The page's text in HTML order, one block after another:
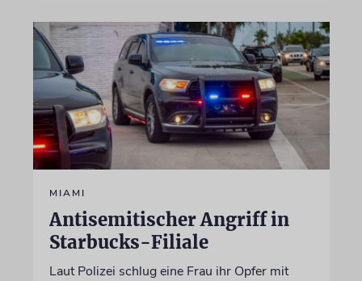
MIAMI
Antisemitischer Angriff in
Starbucks-Filiale
Laut Polizei schlug eine Frau ihr Opfer mit